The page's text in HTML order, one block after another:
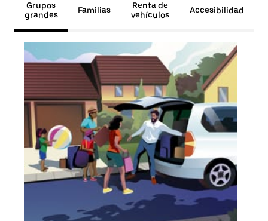
Grupos
grandes
Familias
Renta de
vehículos
Accesibilidad